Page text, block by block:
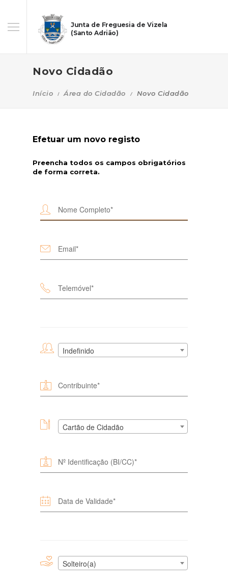
Junta de Freguesia de Vizela
(Santo Adrião)
Novo Cidadão
Início Área do Cidadão Novo Cidadão
Efetuar um novo registo
Preencha todos os campos obrigatórios
de forma correta.
Indefinido
Cartão de Cidadão
Solteiro(a)